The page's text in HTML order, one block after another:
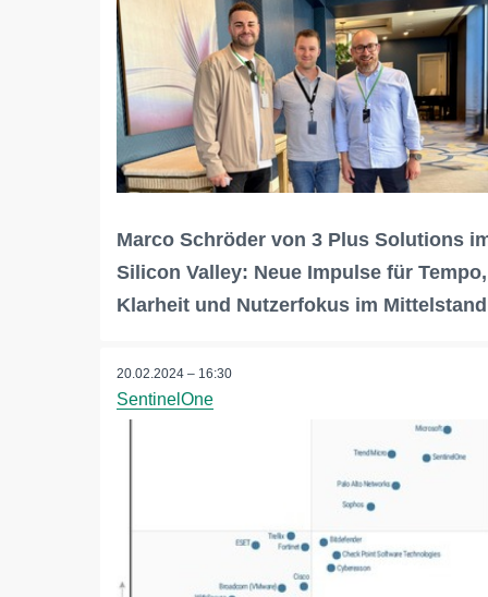
Marco Schröder von 3 Plus Solutions
Silicon Valley: Neue Impulse für Tempo,
Klarheit und Nutzerfokus im Mittelstand
20.02.2024 – 16:30
SentinelOne